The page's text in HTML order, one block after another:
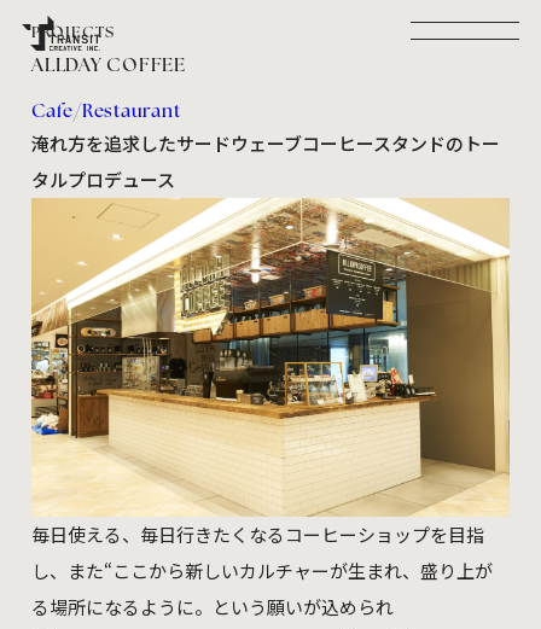
PROJECTS
CONTACT
SITE POLICY
PRIVACY POLICY
TRANSIT CREATIVE MAIL MAGAZINE
FacebookInstagram
©TRANSIT CREATIVE INC.
PROJECTS
ALLDAY COFFEE
Cafe/Restaurant
淹れ方を追求したサードウェーブコーヒースタンドのトー
タルプロデュース
毎日使える、毎日行きたくなるコーヒーショップを目指
し、また“ここから新しいカルチャーが生まれ、盛り上が
る場所になるように。という願いが込められ